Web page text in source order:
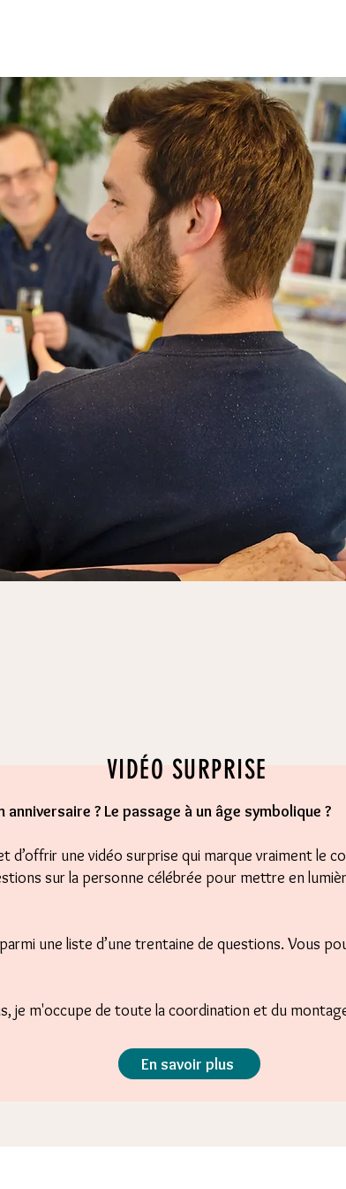
VIDÉO SURPRISE
? Le passage à un âge symbolique ?
d’offrir une vidéo surprise qui marque vraiment le
sur la personne célébrée pour mettre en
une liste d’une trentaine de questions. Vous
je m'occupe de toute la coordination et du
En savoir plus